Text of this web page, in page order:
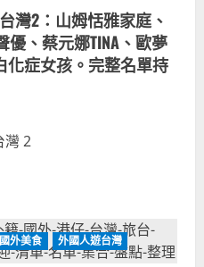
灣2：山姆恬雅家庭、
優、蔡元娜TINA、歐夢
化症女孩。完整名單持
灣 2
國外美食 外國人遊台灣